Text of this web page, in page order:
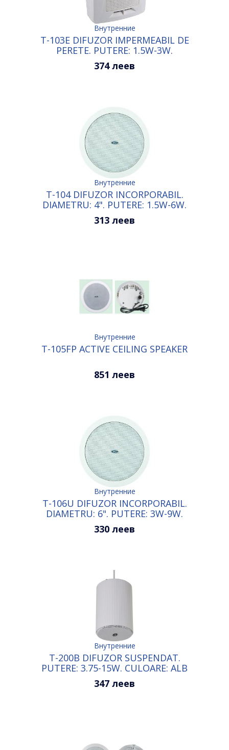
Внутренние
T-103E DIFUZOR IMPERMEABIL DE
PERETE. PUTERE: 1.5W-3W.
CULOARE: ALB
374 леев
Внутренние
T-104 DIFUZOR INCORPORABIL.
DIAMETRU: 4". PUTERE: 1.5W-6W.
CULOARE: ALB
313 леев
Внутренние
T-105FP ACTIVE CEILING SPEAKER
851 леев
Внутренние
T-106U DIFUZOR INCORPORABIL.
DIAMETRU: 6". PUTERE: 3W-9W.
CULOARE: ALB
330 леев
Внутренние
T-200B DIFUZOR SUSPENDAT.
PUTERE: 3.75-15W. CULOARE: ALB
347 леев